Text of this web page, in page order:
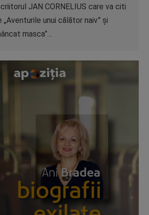
JAN CORNELIUS care va citi
unui călător naiv” și
masca”…